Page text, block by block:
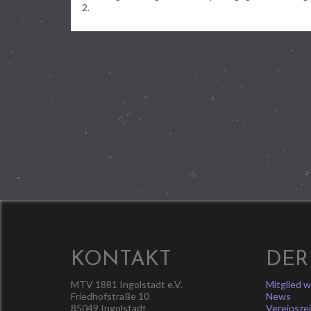
2.
KONTAKT
MTV 1881 Ingolstadt e.V.
Friedhofstraße 10
85049 Ingolstadt
Mitglied
News